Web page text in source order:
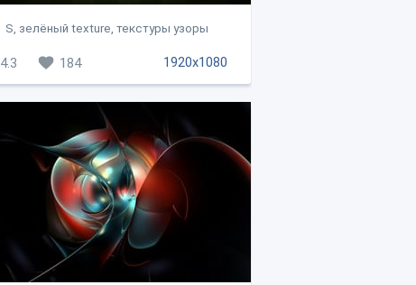
S, зелёный texture, текстуры узоры
1920x1080
4.3 184